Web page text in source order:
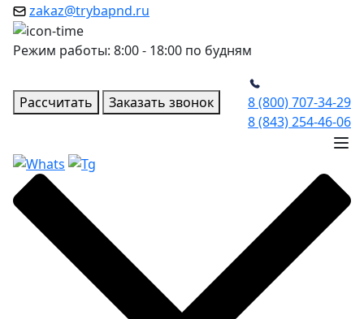
zakaz@trybapnd.ru
Режим работы: 8:00 - 18:00 по будням
Рассчитать Заказать звонок
8 (800) 707-34-29
8 (843) 254-46-06